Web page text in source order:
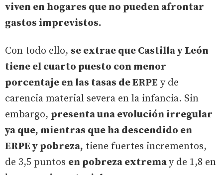
viven en hogares que no pueden afrontar
gastos imprevistos.
Con todo ello, se extrae que Castilla y León
tiene el cuarto puesto con menor
porcentaje en las tasas de ERPE y de
carencia material severa en la infancia. Sin
embargo, presenta una evolución irregular
ya que, mientras que ha descendido en
ERPE y pobreza, tiene fuertes incrementos,
de 3,5 puntos en pobreza extremay de 1,8 en